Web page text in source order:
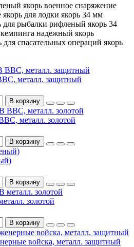
якорь военное снаряжение
якорь для лодки якорь 34 мм
для рыбалки рифленый якорь 34
надежный якорь
для спасательных операций якорь
металл. защитный
В корзину
металл. золотой
В корзину
В корзину
золотой
В корзину
войска, металл. защитный